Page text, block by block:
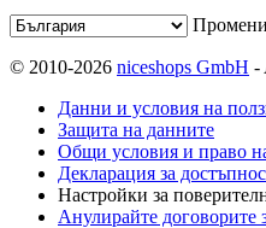
© 2010-2026 niceshops GmbH -
Данни и условия на
Защита на данните
Общи условия и право
Декларация за
Настройки за
Анулирайте договорите